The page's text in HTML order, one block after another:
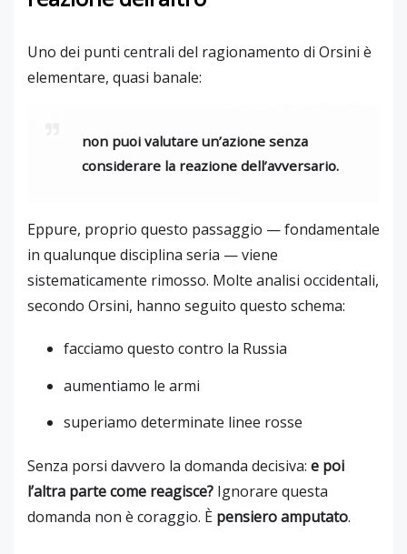
Uno dei punti centrali del ragionamento di Orsini è
elementare, quasi banale:
non puoi valutare un’azione senza
considerare la reazione dell’avversario.
Eppure, proprio questo passaggio — fondamentale
in qualunque disciplina seria — viene
sistematicamente rimosso. Molte analisi occidentali,
secondo Orsini, hanno seguito questo schema:
facciamo questo contro la Russia
aumentiamo le armi
superiamo determinate linee rosse
Senza porsi davvero la domanda decisiva: e poi
l’altra parte come reagisce? Ignorare questa
domanda non è coraggio. È pensiero amputato.